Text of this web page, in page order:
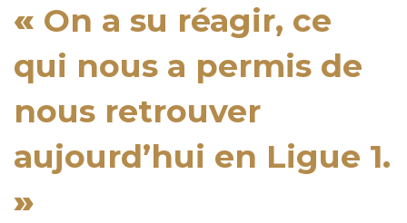
« On a su réagir, ce
qui nous a permis de
nous retrouver
aujourd’hui en Ligue 1.
»